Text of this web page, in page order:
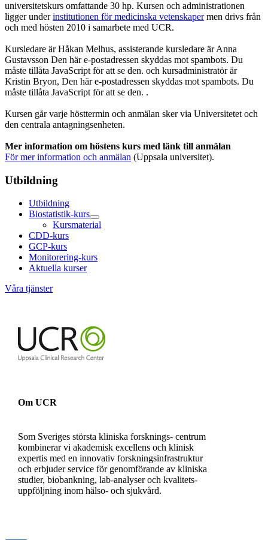
universitetskurs omfattande 30 hp. Kursen och administrationen
ligger underinstitutionen för medicinska vetenskapermen drivs från
och med hösten 2010 i samarbete med UCR.
Kursledare är Håkan Melhus, assisterande kursledare är Anna
Gustavsson Den här e-postadressen skyddas mot spambots. Du
måste tillåta JavaScript för att se den. och kursadministratör är
Kristin Bryon, Den här e-postadressen skyddas mot spambots. Du
måste tillåta JavaScript för att se den. .
Kursen går varje hösttermin och anmälan sker via Universitetet och
den centrala antagningsenheten.
Mer information om höstens kurs med länk till anmälan
För mer information och anmälan (Uppsala universitet).
Utbildning
Utbildning
Biostatistik-kurs
Kursmaterial
CDD-kurs
GCP-kurs
Monitorering-kurs
Aktuella kurser
Våra tjänster
Om UCR
Som Sveriges största kliniska forsknings- centrum
kombinerar vi akademisk excellens och klinisk
expertis med en innovativ forskningsinfrastruktur
och erbjuder service för genomförande av kliniska
studier, biobankning, lab-analyser och kvalitets-
uppföljning inom hälso- och sjukvård.